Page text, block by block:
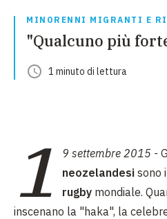
MINORENNI MIGRANTI E
"Qualcuno più
1 minuto di lettura
1 9 settembre 2015 -
neozelandesi sono
rugby mondiale.
inscenano la "haka", la